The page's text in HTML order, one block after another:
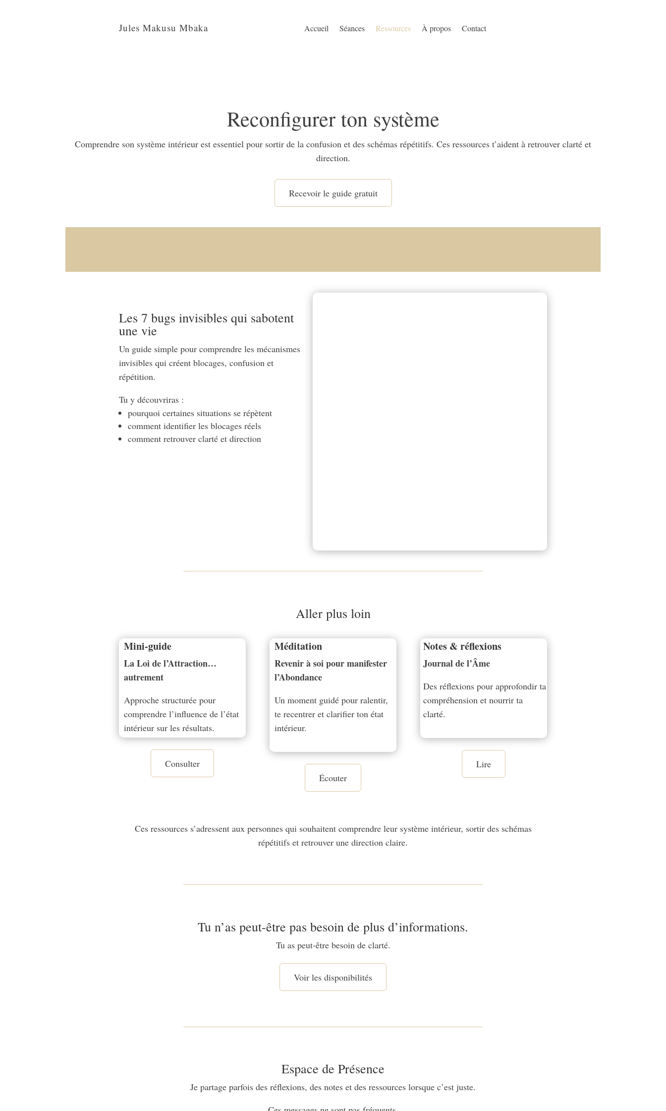
Jules Makusu Mbaka Accueil Séances Ressources À propos Contact
Reconfigurer ton système
Comprendre son système intérieur est essentiel pour sortir de la confusion et des schémas répétitifs. Ces ressources t’aident à retrouver clarté et
direction.
Recevoir le guide gratuit
Les 7 bugs invisibles qui sabotent
une vie
Un guide simple pour comprendre les mécanismes
invisibles qui créent blocages, confusion et
répétition.
Tu y découvriras :
pourquoi certaines situations se répètent
comment identifier les blocages réels
comment retrouver clarté et direction
Aller plus loin
Mini-guide
La Loi de l’Attraction…
autrement
Approche structurée pour
comprendre l’influence de l’état
intérieur sur les résultats.
Consulter
Méditation
Revenir à soi pour manifester
l’Abondance
Un moment guidé pour ralentir,
te recentrer et clarifier ton état
intérieur.
Écouter
Notes & réflexions
Journal de l’Âme
Des réflexions pour approfondir ta
compréhension et nourrir ta
clarté.
Lire
Ces ressources s’adressent aux personnes qui souhaitent comprendre leur système intérieur, sortir des schémas
répétitifs et retrouver une direction claire.
Tu n’as peut-être pas besoin de plus d’informations.
Tu as peut-être besoin de clarté.
Voir les disponibilités
Espace de Présence
Je partage parfois des réflexions, des notes et des ressources lorsque c’est juste.